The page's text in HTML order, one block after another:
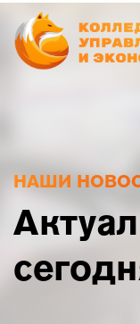
НАШИ